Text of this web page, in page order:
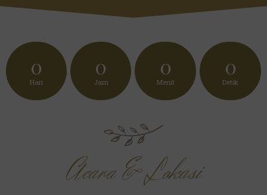
0
Hari
0
Jam
0
Menit
0
Detik
Acara & Lokasi